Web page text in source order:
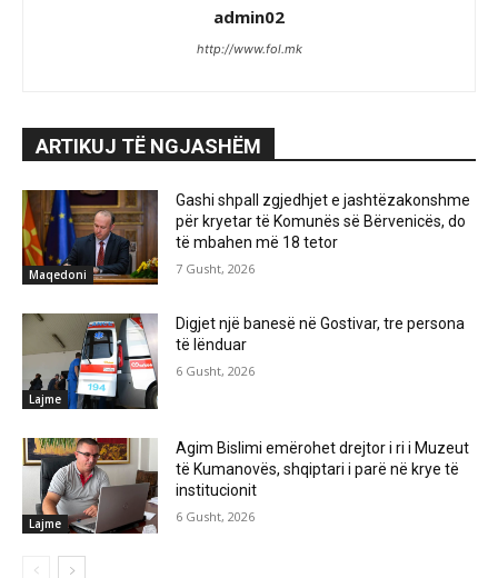
admin02
http://www.fol.mk
ARTIKUJ TË NGJASHËM
Maqedoni
Gashi shpall zgjedhjet e jashtëzakonshme
për kryetar të Komunës së Bërvenicës, do
të mbahen më 18 tetor
7 Gusht, 2026
Lajme
Digjet një banesë në Gostivar, tre persona
të lënduar
6 Gusht, 2026
Lajme
Agim Bislimi emërohet drejtor i ri i Muzeut
të Kumanovës, shqiptari i parë në krye të
institucionit
6 Gusht, 2026